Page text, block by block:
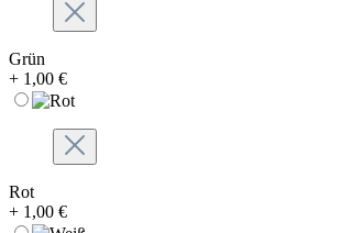
Grün
+ 1,00 €
Rot
+ 1,00 €